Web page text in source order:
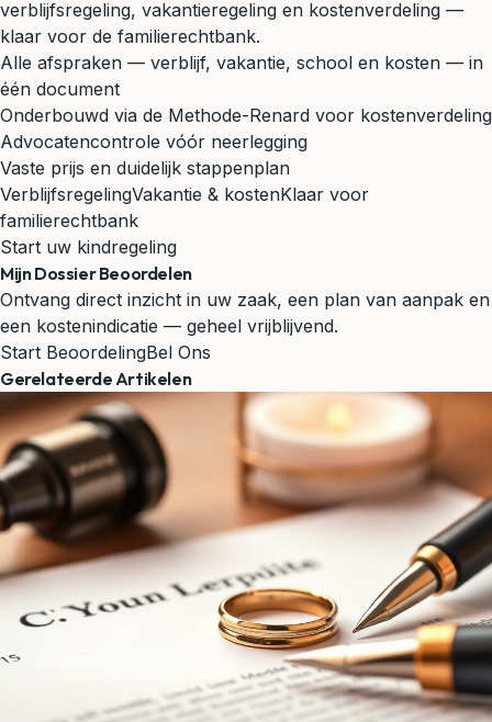
verblijfsregeling, vakantieregeling en kostenverdeling —
klaar voor de familierechtbank.
Alle afspraken — verblijf, vakantie, school en kosten — in
één document
Onderbouwd via de Methode-Renard voor kostenverdeling
Advocatencontrole vóór neerlegging
Vaste prijs en duidelijk stappenplan
VerblijfsregelingVakantie & kostenKlaar voor
familierechtbank
Start uw kindregeling
Mijn Dossier Beoordelen
Ontvang direct inzicht in uw zaak, een plan van aanpak en
een kostenindicatie — geheel vrijblijvend.
Start BeoordelingBel Ons
Gerelateerde Artikelen